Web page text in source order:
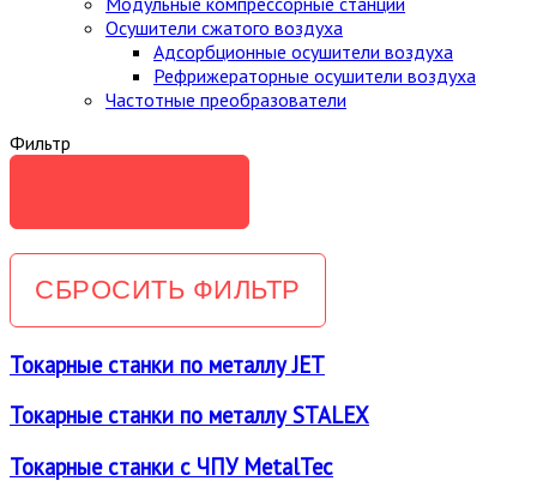
Осушители сжатого воздуха
Адсорбционные осушители воздуха
Рефрижераторные осушители воздуха
Частотные преобразователи
Фильтр
Токарные станки по металлу JET
Токарные станки по металлу STALEX
Токарные станки с ЧПУ MetalTec